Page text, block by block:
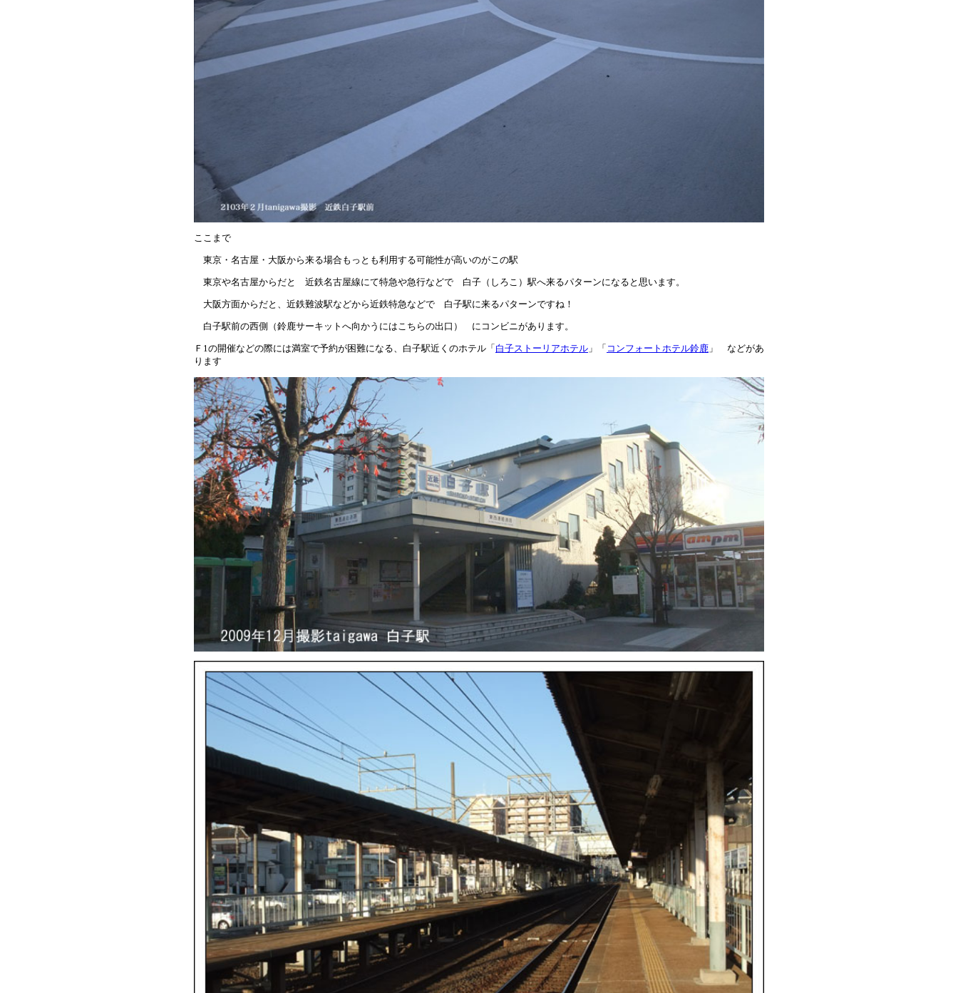
ここまで
東京・名古屋・大阪から来る場合もっとも利用する可能性が高いのがこの駅
東京や名古屋からだと 近鉄名古屋線にて特急や急行などで 白子（しろこ）駅へ来るパターンになると思います。
大阪方面からだと、近鉄難波駅などから近鉄特急などで 白子駅に来るパターンですね！
白子駅前の西側（鈴鹿サーキットへ向かうにはこちらの出口） にコンビニがあります。
Ｆ1の開催などの際には満室で予約が困難になる、白子駅近くのホテル「白子ストーリアホテル 」「 コンフォートホテル鈴鹿 」 などがあ
ります